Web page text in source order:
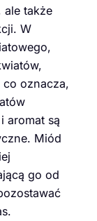
ale także
W
oznacza,
aromat są
Miód
go od